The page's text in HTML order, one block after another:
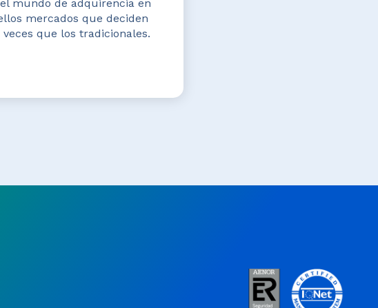
mundo de adquirencia en
mercados que deciden
que los tradicionales.